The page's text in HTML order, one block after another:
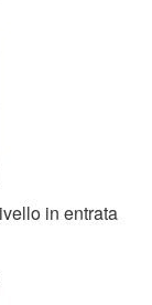
in entrata